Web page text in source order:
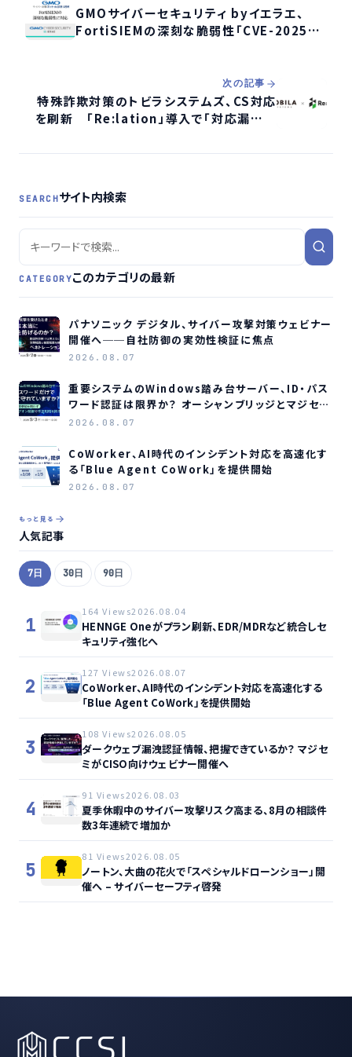
GMOサイバーセキュリティ byイエラエ、
FortiSIEMの深刻な脆弱性「CVE-2025-
次の記事
特殊詐欺対策のトビラシステムズ、CS対応
を刷新 「Re:lation」導入で「対応漏れゼ
SEARCHサイト内検索
CATEGORYこのカテゴリの最新
パナソニック デジタル、サイバー攻撃対策ウェビナー
開催へ──自社防御の実効性検証に焦点
2026.08.07
重要システムのWindows踏み台サーバー、ID・パス
ワード認証は限界か？ オーシャンブリッジとマジセミ
がウェビナー開催へ
2026.08.07
CoWorker、AI時代のインシデント対応を高速化す
る「Blue Agent CoWork」を提供開始
2026.08.07
もっと見る
人気記事
7日 30日 90日
1
164 Views2026.08.04
HENNGE Oneがプラン刷新、EDR/MDRなど統合しセ
キュリティ強化へ
2
127 Views2026.08.07
CoWorker、AI時代のインシデント対応を高速化する
「Blue Agent CoWork」を提供開始
3
108 Views2026.08.05
ダークウェブ漏洩認証情報、把握できているか？ マジセ
ミがCISO向けウェビナー開催へ
4
91 Views2026.08.03
夏季休暇中のサイバー攻撃リスク高まる、8月の相談件
数3年連続で増加か
5
81 Views2026.08.05
ノートン、大曲の花火で「スペシャルドローンショー」開
催へ – サイバーセーフティ啓発